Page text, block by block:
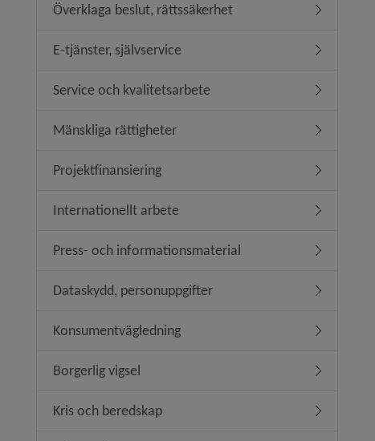
Överklaga beslut, rättssäkerhet Undermeny
E-tjänster, självservice Undermeny
Service och kvalitetsarbete Undermeny
Mänskliga rättigheter Undermeny
Projektfinansiering Undermeny
Internationellt arbete Undermeny
Press- och informationsmaterial Undermeny
Dataskydd, personuppgifter Undermeny
Konsumentvägledning Undermeny
Borgerlig vigsel Undermeny
Kris och beredskap Undermeny